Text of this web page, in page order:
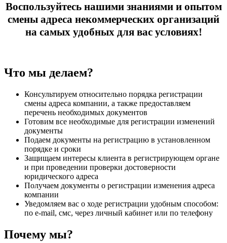
Воспользуйтесь нашими знаниями и опытом
смены адреса некоммерческих организаций
на самых удобных для вас условиях!
Что мы делаем?
Консультируем относительно порядка регистрации
смены адреса компании, а также предоставляем
перечень необходимых документов
Готовим все необходимые для регистрации изменений
документы
Подаем документы на регистрацию в установленном
порядке и сроки
Защищаем интересы клиента в регистрирующем органе
и при проведении проверки достоверности
юридического адреса
Получаем документы о регистрации изменения адреса
компании
Уведомляем вас о ходе регистрации удобным способом:
по e-mail, смс, через личный кабинет или по телефону
Почему мы?